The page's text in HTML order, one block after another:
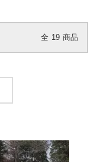
全 19 商品